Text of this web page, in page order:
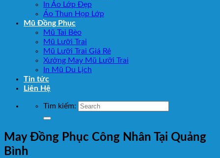
In Áo Lớp Đẹp
Áo Thun Họp Lớp
Mũ Đồng Phục
Mũ Tai Bèo
Mũ Lưỡi Trai
Mũ Lưỡi Trai Giá Rẻ
Xưởng May Mũ Lưỡi Trai
In Mũ Du Lịch
Tin tức
Liên Hệ
Tìm kiếm:
May Đồng Phục Công Nhân Tại Quảng
Bình